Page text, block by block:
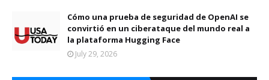
Cómo una prueba de seguridad de OpenAI se
convirtió en un ciberataque del mundo real a
la plataforma Hugging Face
July 29, 2026